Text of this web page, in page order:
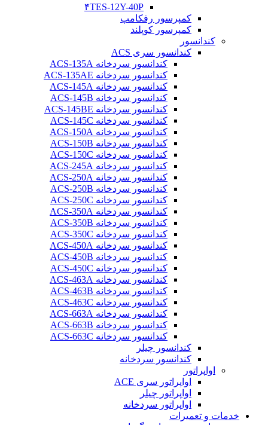
۴TES-12Y-40P
کمپرسور رفکامپ
کمپرسور کوپلند
کندانسور
کندانسور سری ACS
کندانسور سردخانه ACS-135A
کندانسور سردخانه ACS-135AE
کندانسور سردخانه ACS-145A
کندانسور سردخانه ACS-145B
کندانسور سردخانه ACS-145BE
کندانسور سردخانه ACS-145C
کندانسور سردخانه ACS-150A
کندانسور سردخانه ACS-150B
کندانسور سردخانه ACS-150C
کندانسور سردخانه ACS-245A
کندانسور سردخانه ACS-250A
کندانسور سردخانه ACS-250B
کندانسور سردخانه ACS-250C
کندانسور سردخانه ACS-350A
کندانسور سردخانه ACS-350B
کندانسور سردخانه ACS-350C
کندانسور سردخانه ACS-450A
کندانسور سردخانه ACS-450B
کندانسور سردخانه ACS-450C
کندانسور سردخانه ACS-463A
کندانسور سردخانه ACS-463B
کندانسور سردخانه ACS-463C
کندانسور سردخانه ACS-663A
کندانسور سردخانه ACS-663B
کندانسور سردخانه ACS-663C
کندانسور چیلر
کندانسور سردخانه
اواپراتور
اواپراتور سری ACE
اواپراتور چیلر
اواپراتور سردخانه
خدمات و تعمیرات